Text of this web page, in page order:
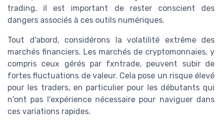
trading, il est important de rester conscient des
dangers associés à ces outils numériques.
Tout d'abord, considérons la volatilité extrême des
marchés financiers. Les marchés de cryptomonnaies, y
compris ceux gérés par fxntrade, peuvent subir de
fortes fluctuations de valeur. Cela pose un risque élevé
pour les traders, en particulier pour les débutants qui
n'ont pas l'expérience nécessaire pour naviguer dans
ces variations rapides.